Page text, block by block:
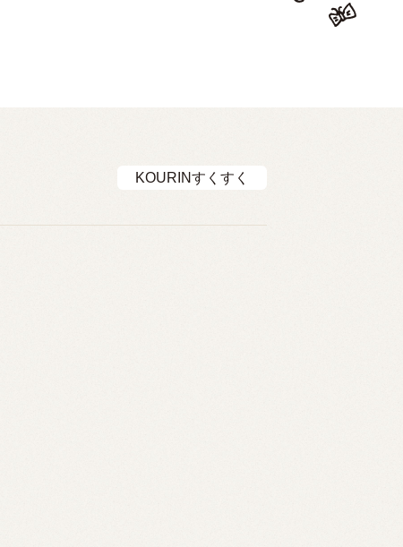
KOURINすくすく